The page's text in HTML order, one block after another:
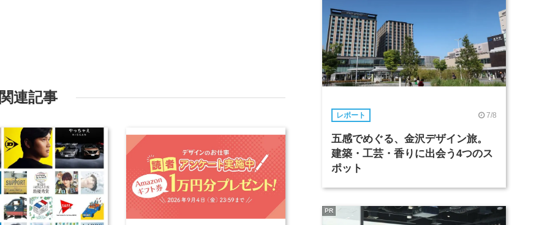
関連記事
レポート 7/8
五感でめぐる、金沢デザイン旅。
建築・工芸・香りに出会う4つのス
ポット
PR